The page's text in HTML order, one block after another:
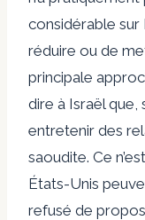
considérable sur
réduire ou de
principale
dire à Israël que,
entretenir des
saoudite. Ce
États-Unis
refusé de